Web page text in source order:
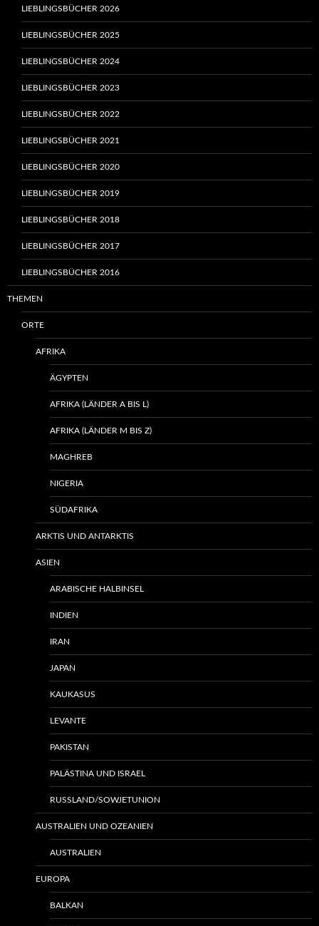
LIEBLINGSBÜCHER 2026
LIEBLINGSBÜCHER 2025
LIEBLINGSBÜCHER 2024
LIEBLINGSBÜCHER 2023
LIEBLINGSBÜCHER 2022
LIEBLINGSBÜCHER 2021
LIEBLINGSBÜCHER 2020
LIEBLINGSBÜCHER 2019
LIEBLINGSBÜCHER 2018
LIEBLINGSBÜCHER 2017
LIEBLINGSBÜCHER 2016
THEMEN
ORTE
AFRIKA
ÄGYPTEN
AFRIKA (LÄNDER A BIS L)
AFRIKA (LÄNDER M BIS Z)
MAGHREB
NIGERIA
SÜDAFRIKA
ARKTIS UND ANTARKTIS
ASIEN
ARABISCHE HALBINSEL
INDIEN
IRAN
JAPAN
KAUKASUS
LEVANTE
PAKISTAN
PALÄSTINA UND ISRAEL
RUSSLAND/SOWJETUNION
AUSTRALIEN UND OZEANIEN
AUSTRALIEN
EUROPA
BALKAN